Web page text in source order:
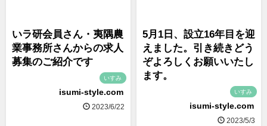
いラ研会員さん・夷隅農
業事務所さんからの求人
募集のご紹介です
いすみ
isumi-style.com
2023/6/22
5月1日、設立16年目を迎
えました。引き続きどう
ぞよろしくお願いいたし
ます。
いすみ
isumi-style.com
2023/5/3